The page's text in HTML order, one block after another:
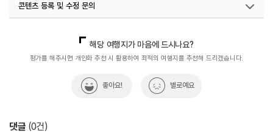
콘텐츠 등록 및 수정 문의
해당 여행지가 마음에 드시나요?
평가를 해주시면 개인화 추천 시 활용하여 최적의 여행지를 추천해 드리겠습니다.
좋아요! 별로예요
댓글 (0건)